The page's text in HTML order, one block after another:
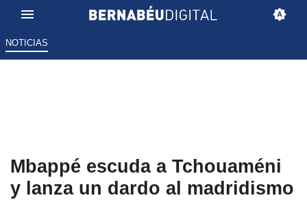
NOTICIAS
Mbappé escuda a Tchouaméni
y lanza un dardo al madridismo